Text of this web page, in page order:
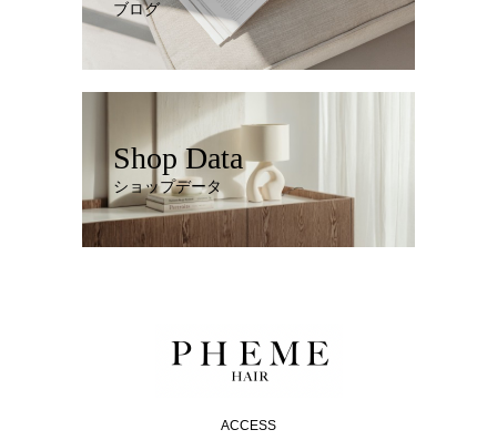
ブログ
Shop Data
ショップデータ
ACCESS